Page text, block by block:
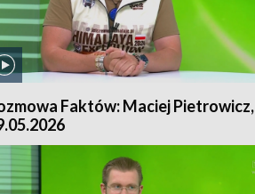
Faktów: Maciej Pietrowicz,